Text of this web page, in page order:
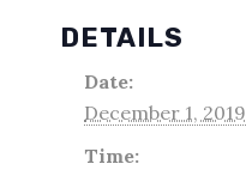
DETAILS
Date:
December 1, 2019
Time: